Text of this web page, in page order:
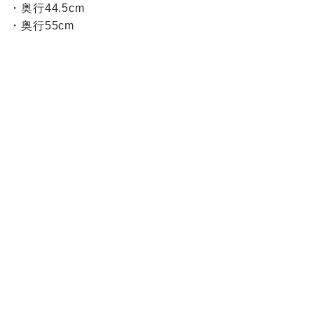
・奥行44.5cm
・奥行55cm